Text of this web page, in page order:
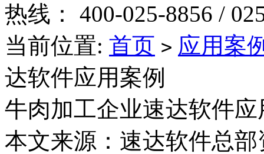
热线： 400-025-8856 /
当前位置: 首页 > 应用案
达软件应用案例
牛肉加工企业速达软件应
本文来源：速达软件总